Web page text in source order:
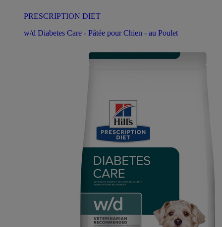
PRESCRIPTION DIET
w/d Diabetes Care - Pâtée pour Chien - au Poulet